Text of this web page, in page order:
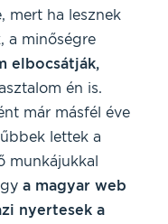
mert ha lesznek
a minőségre
elbocsátják,
én is.
már másfél éve
lettek a
munkájukkal
a magyar web
nyertesek a